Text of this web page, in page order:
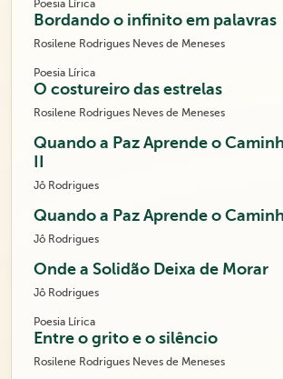
Poesia Lírica
Bordando o infinito em palavras
Rosilene Rodrigues Neves de Meneses
Poesia Lírica
O costureiro das estrelas
Rosilene Rodrigues Neves de Meneses
Quando a Paz Aprende o
Jô Rodrigues
Quando a Paz Aprende o
Jô Rodrigues
Onde a Solidão Deixa de Morar
Jô Rodrigues
Poesia Lírica
Entre o grito e o silêncio
Rosilene Rodrigues Neves de Meneses